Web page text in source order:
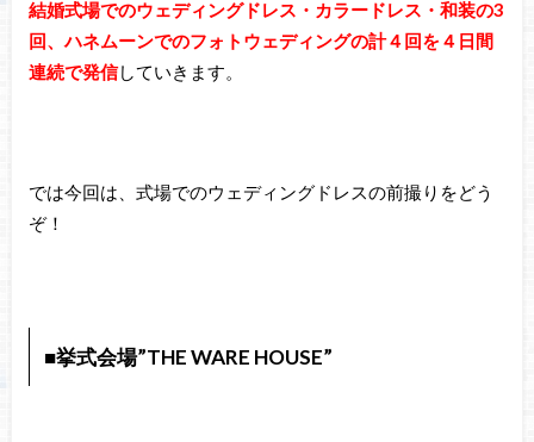
結婚式場でのウェディングドレス・カラードレス・和装の3
回、ハネムーンでのフォトウェディングの計４回を４日間
連続で発信していきます。
では今回は、式場でのウェディングドレスの前撮りをどう
ぞ！
■挙式会場”THE WARE HOUSE”